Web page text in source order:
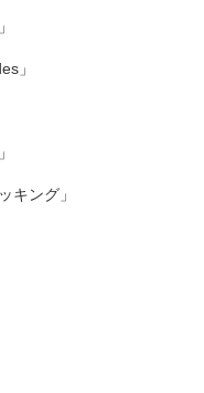
」
ング」